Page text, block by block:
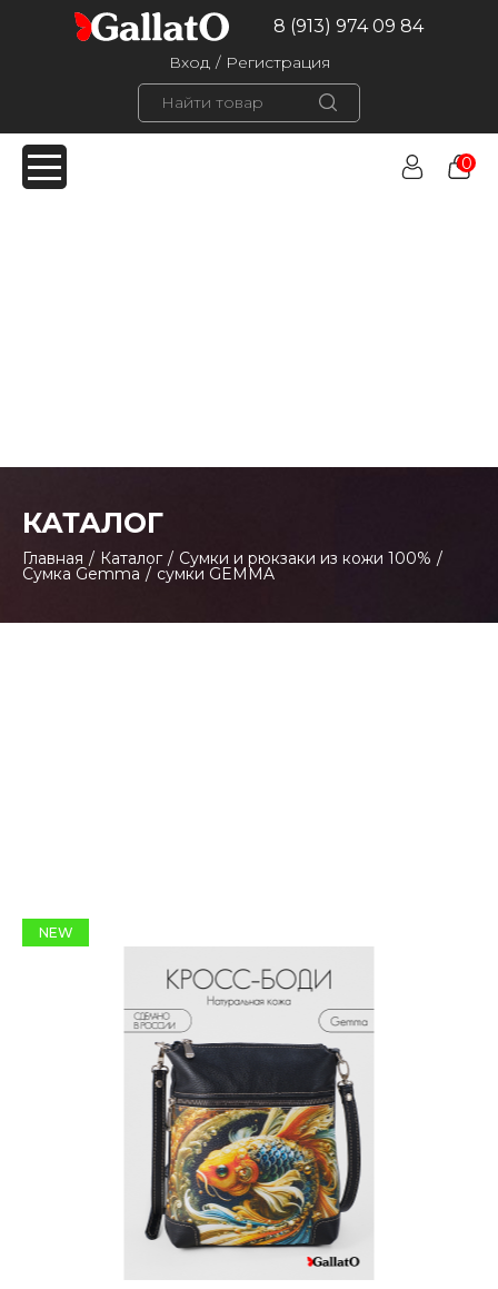
8 (913) 974 09 84
Вход / Регистрация
0
КАТАЛОГ
Главная / Каталог / Сумки и рюкзаки из кожи 100% /
Сумка Gemma / сумки GEMMA
NEW